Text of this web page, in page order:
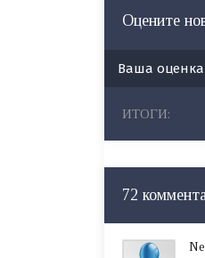
Оцените
Ваша оценка
ИТОГИ:
72